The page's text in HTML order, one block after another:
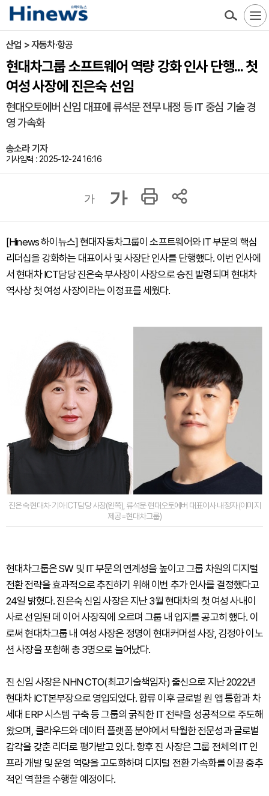
산업 > 자동차·항공
현대차그룹 소프트웨어 역량 강화 인사 단행... 첫
여성 사장에 진은숙 선임
현대오토에버 신임 대표에 류석문 전무 내정 등 IT 중심 기술 경
영 가속화
송소라 기자
기사입력 : 2025-12-24 16:16
가 가
[Hinews 하이뉴스] 현대자동차그룹이 소프트웨어와 IT 부문의 핵심
리더십을 강화하는 대표이사 및 사장단 인사를 단행했다. 이번 인사에
서 현대차 ICT담당 진은숙 부사장이 사장으로 승진 발령되며 현대차
역사상 첫 여성 사장이라는 이정표를 세웠다.
진은숙 현대차·기아 ICT담당 사장(왼쪽), 류석문 현대오토에버 대표이사 내정자 (이미지
제공=현대차그룹)
현대차그룹은 SW 및 IT 부문의 연계성을 높이고 그룹 차원의 디지털
전환 전략을 효과적으로 추진하기 위해 이번 추가 인사를 결정했다고
24일 밝혔다. 진은숙 신임 사장은 지난 3월 현대차의 첫 여성 사내이
사로 선임된 데 이어 사장직에 오르며 그룹 내 입지를 공고히 했다. 이
로써 현대차그룹 내 여성 사장은 정명이 현대커머셜 사장, 김정아 이노
션 사장을 포함해 총 3명으로 늘어났다.
진 신임 사장은 NHN CTO(최고기술책임자) 출신으로 지난 2022년
현대차 ICT본부장으로 영입되었다. 합류 이후 글로벌 원 앱 통합과 차
세대 ERP 시스템 구축 등 그룹의 굵직한 IT 전략을 성공적으로 주도해
왔으며, 클라우드와 데이터 플랫폼 분야에서 탁월한 전문성과 글로벌
감각을 갖춘 리더로 평가받고 있다. 향후 진 사장은 그룹 전체의 IT 인
프라 개발 및 운영 역량을 고도화하며 디지털 전환 가속화를 이끌 중추
적인 역할을 수행할 예정이다.